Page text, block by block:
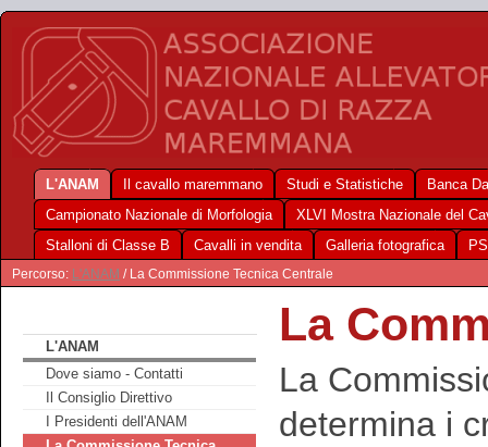
L'ANAM Il cavallo maremmano Studi e Statistiche
Banca
Campionato Nazionale di Morfologia
XLVI Mostra Nazionale del
Stalloni di Classe B
Cavalli in vendita Galleria fotografica
Percorso: L'ANAM / La Commissione Tecnica Centrale
L'ANAM
Dove siamo - Contatti
Il Consiglio Direttivo
I Presidenti dell'ANAM
La
La
determina i